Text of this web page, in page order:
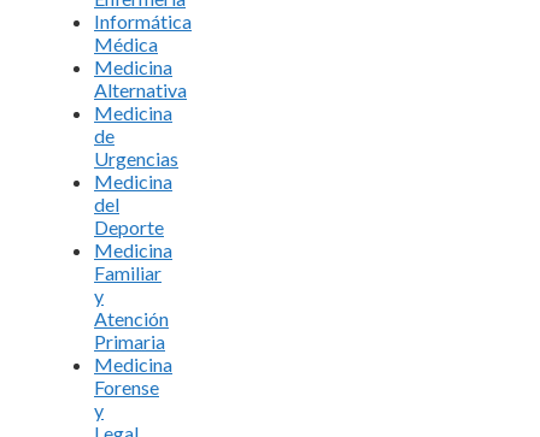
Informática
Médica
Medicina
Alternativa
Medicina
de
Urgencias
Medicina
del
Deporte
Medicina
Familiar
y
Atención
Primaria
Medicina
Forense
y